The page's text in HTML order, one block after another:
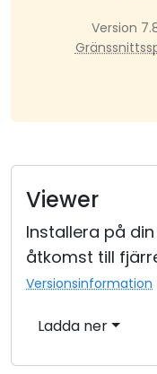
Version
Viewer
Installera på
åtkomst till
Versionsinformation
Ladda ner